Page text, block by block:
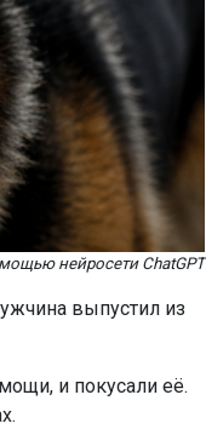
нейросети ChatGPT
выпустил из
и покусали её.